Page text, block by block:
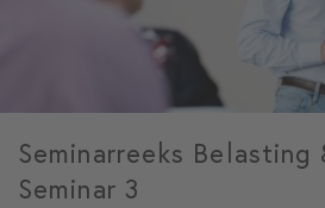
Seminarreeks Belasting
Seminar 3